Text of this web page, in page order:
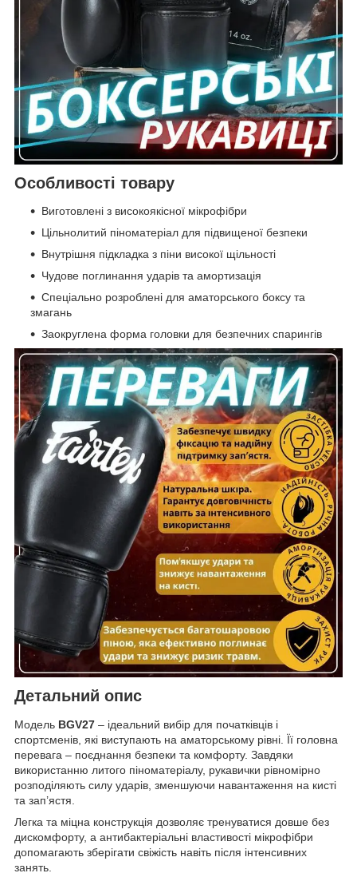
Особливості товару
Виготовлені з високоякісної мікрофібри
Цільнолитий піноматеріал для підвищеної безпеки
Внутрішня підкладка з піни високої щільності
Чудове поглинання ударів та амортизація
Спеціально розроблені для аматорського боксу та
змагань
Заокруглена форма головки для безпечних спарингів
Детальний опис
Модель BGV27 – ідеальний вибір для початківців і
спортсменів, які виступають на аматорському рівні. Її головна
перевага – поєднання безпеки та комфорту. Завдяки
використанню литого піноматеріалу, рукавички рівномірно
розподіляють силу ударів, зменшуючи навантаження на кисті
та зап’ястя.
Легка та міцна конструкція дозволяє тренуватися довше без
дискомфорту, а антибактеріальні властивості мікрофібри
допомагають зберігати свіжість навіть після інтенсивних
занять.